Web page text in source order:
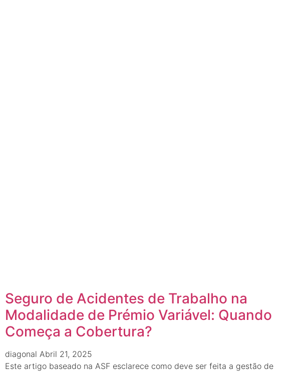
Seguro de Acidentes de Trabalho na
Modalidade de Prémio Variável: Quando
Começa a Cobertura?
diagonal Abril 21, 2025
Este artigo baseado na ASF esclarece como deve ser feita a gestão de